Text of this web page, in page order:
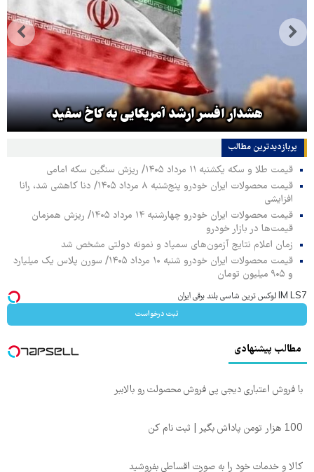
هشدار افسر ارشد آمریکایی به کاخ سفید
پربازدیدترین‌ مطالب
قیمت طلا و سکه یکشنبه ۱۱ مرداد ۱۴۰۵/ ریزش سنگین سکه امامی
قیمت محصولات ایران خودرو پنج‌شنبه ۸ مرداد ۱۴۰۵/ دنا کاهشی شد، رانا
افزایشی
قیمت محصولات ایران خودرو چهارشنبه ۱۴ مرداد ۱۴۰۵/ ریزش همزمان
قیمت‌ها در بازار خودرو
زمان اعلام نتایج آزمون‌های سمپاد و نمونه دولتی مشخص شد
قیمت محصولات ایران خودرو شنبه ۱۰ مرداد ۱۴۰۵/ سورن پلاس یک میلیارد
و ۹۰۵ میلیون تومان
IM LS7 لوکس ترین شاسی بلند برقی ایران
ثبت درخواست
مطالب پیشنهادی
با فروش اعتباری دیجی پی فروش محصولت رو بالاببر
100 هزار تومن پاداش بگیر | ثبت نام کن
کالا و خدمات خود را به صورت اقساطی بفروشید